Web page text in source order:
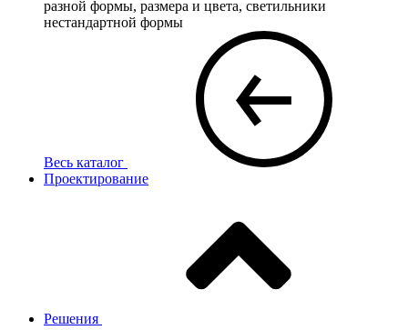
разной формы, размера и цвета, светильники
нестандартной формы
Весь каталог
Проектирование
Решения